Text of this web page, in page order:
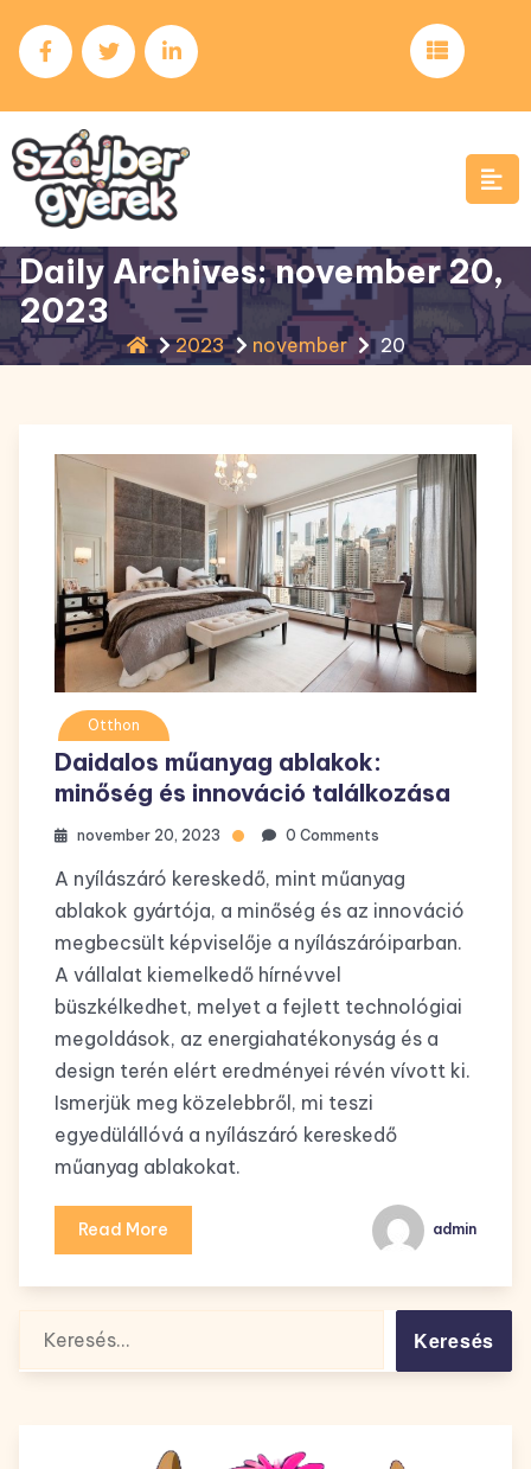
to
content
Daily Archives: november 20,
2023
2023 november 20
Otthon
Daidalos műanyag ablakok:
minőség és innováció találkozása
november 20, 2023 0 Comments
A nyílászáró kereskedő, mint műanyag
ablakok gyártója, a minőség és az innováció
megbecsült képviselője a nyílászáróiparban.
A vállalat kiemelkedő hírnévvel
büszkélkedhet, melyet a fejlett technológiai
megoldások, az energiahatékonyság és a
design terén elért eredményei révén vívott ki.
Ismerjük meg közelebbről, mi teszi
egyedülállóvá a nyílászáró kereskedő
műanyag ablakokat.
Read More admin